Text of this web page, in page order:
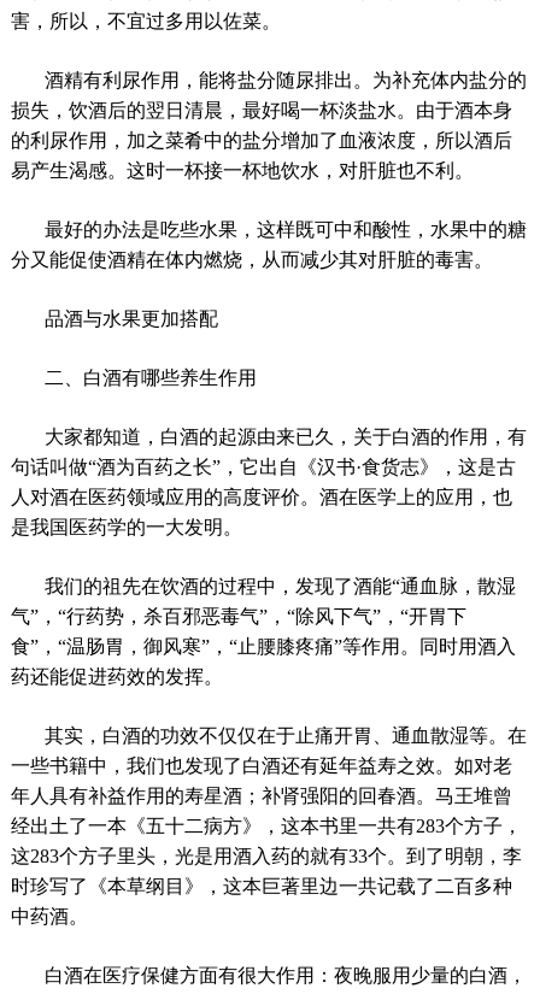
害，所以，不宜过多用以佐菜。
酒精有利尿作用，能将盐分随尿排出。为补充体内盐分的
损失，饮酒后的翌日清晨，最好喝一杯淡盐水。由于酒本身
的利尿作用，加之菜肴中的盐分增加了血液浓度，所以酒后
易产生渴感。这时一杯接一杯地饮水，对肝脏也不利。
最好的办法是吃些水果，这样既可中和酸性，水果中的糖
分又能促使酒精在体内燃烧，从而减少其对肝脏的毒害。
品酒与水果更加搭配
二、白酒有哪些养生作用
大家都知道，白酒的起源由来已久，关于白酒的作用，有
句话叫做“酒为百药之长”，它出自《汉书·食货志》，这是古
人对酒在医药领域应用的高度评价。酒在医学上的应用，也
是我国医药学的一大发明。
我们的祖先在饮酒的过程中，发现了酒能“通血脉，散湿
气”，“行药势，杀百邪恶毒气”，“除风下气”，“开胃下
食”，“温肠胃，御风寒”，“止腰膝疼痛”等作用。同时用酒入
药还能促进药效的发挥。
其实，白酒的功效不仅仅在于止痛开胃、通血散湿等。在
一些书籍中，我们也发现了白酒还有延年益寿之效。如对老
年人具有补益作用的寿星酒；补肾强阳的回春酒。马王堆曾
经出土了一本《五十二病方》，这本书里一共有283个方子，
这283个方子里头，光是用酒入药的就有33个。到了明朝，李
时珍写了《本草纲目》，这本巨著里边一共记载了二百多种
中药酒。
白酒在医疗保健方面有很大作用：夜晚服用少量的白酒，